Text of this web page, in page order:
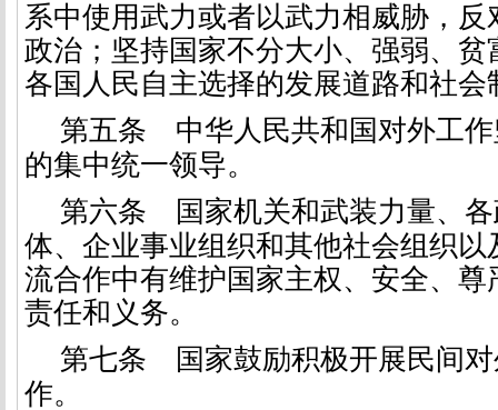
系中使用武力或者以武力相威胁，
政治；坚持国家不分大小、强弱、贫
各国人民自主选择的发展道路和社会
第五条 中华人民共和国对外工
的集中统一领导。
第六条 国家机关和武装力量、
体、 企业事业组织和其他社会组织以
流合作中有维护国家主权、安全、尊
责任和义务。
第七条 国家鼓励积极开展民间
作。